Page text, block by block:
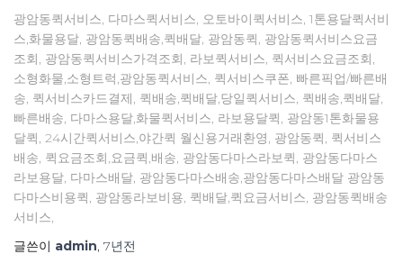
광암동퀵서비스, 다마스퀵서비스, 오토바이퀵서비스, 1톤용달퀵서비
스,화물용달, 광암동퀵배송,퀵배달, 광암동퀵, 광암동퀵서비스요금
조회, 광암동퀵서비스가격조회, 라보퀵서비스, 퀵서비스요금조회,
소형화물,소형트럭,광암동퀵서비스, 퀵서비스쿠폰, 빠른픽업/빠른배
송, 퀵서비스카드결제, 퀵배송,퀵배달,당일퀵서비스, 퀵배송,퀵배달,
빠른배송, 다마스용달,화물퀵서비스, 라보용달퀵, 광암동1톤화물용
달퀵, 24시간퀵서비스,야간퀵 월신용거래환영, 광암동퀵, 퀵서비스
배송, 퀵요금조회,요금퀵,배송, 광암동다마스라보퀵, 광암동다마스
라보용달, 다마스배달, 광암동다마스배송,광암동다마스배달 광암동
다마스비용퀵, 광암동라보비용, 퀵배달,퀵요금서비스, 광암동퀵배송
서비스,
글쓴이 admin, 7년전